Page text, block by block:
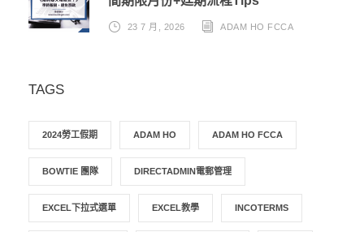
23 7 月, 2026 ADAM HO FCCA
TAGS
2024勞工假期 ADAM HO ADAM HO FCCA
BOWTIE 團隊 DIRECTADMIN電郵管理
EXCEL下拉式選單 EXCEL教學 INCOTERMS